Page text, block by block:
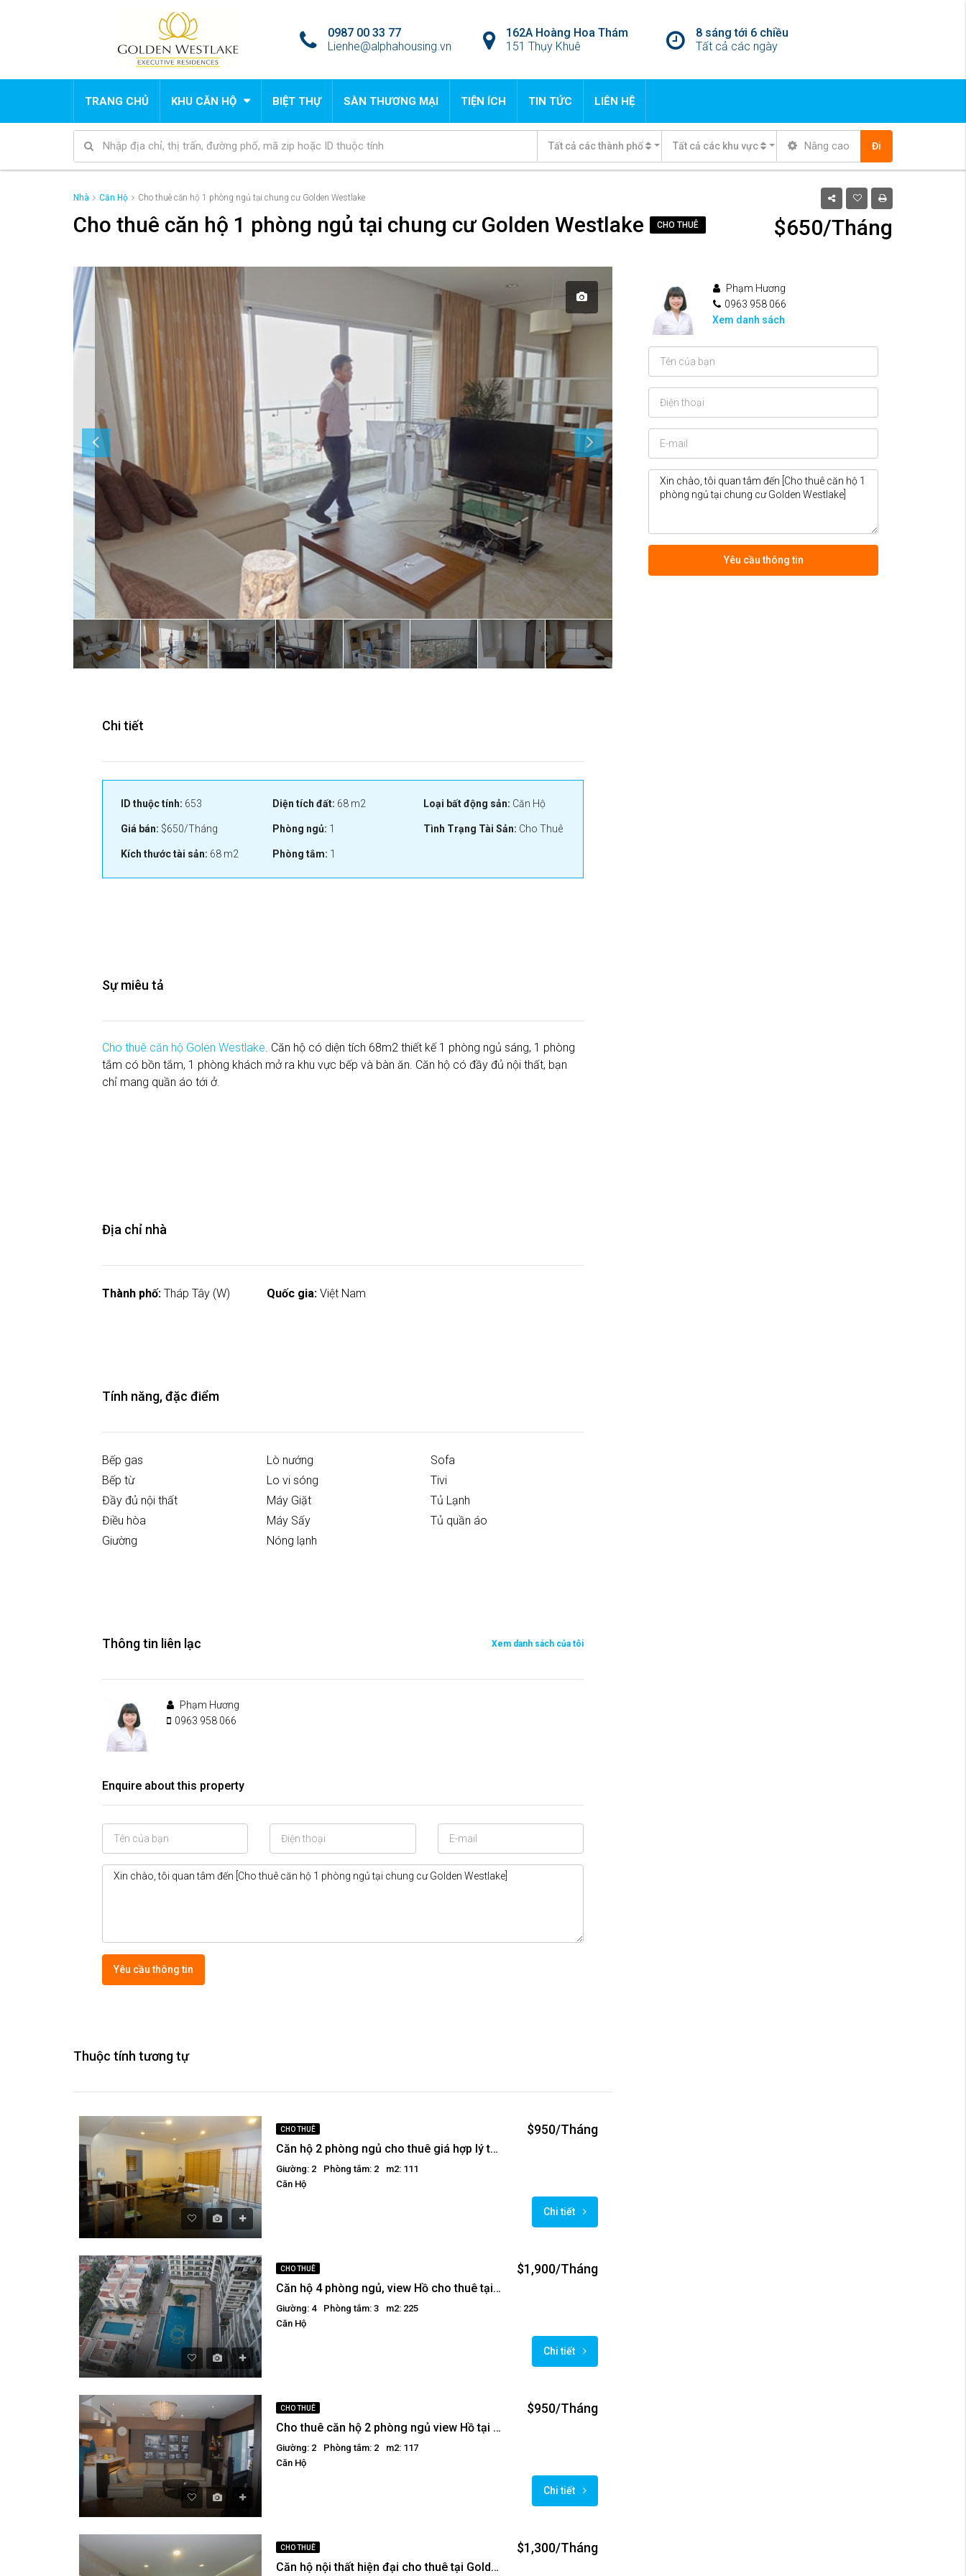
8 sáng tới 6 chiều
Tất cả các ngày
162A Hoàng Hoa Thám
151 Thụy Khuê
0987 00 33 77
Lienhe@alphahousing.vn
TRANG CHỦ KHU CĂN HỘ BIỆT THỰ SÀN THƯƠNG MẠI TIỆN ÍCH TIN TỨC LIÊN HỆ
Tất cả các thành phố Tất cả các khu vực Nâng cao Đi
Nhà Căn Hộ Cho thuê căn hộ 1 phòng ngủ tại chung cư Golden Westlake
Cho thuê căn hộ 1 phòng ngủ tại chung cư Golden Westlake CHO THUÊ $650/Tháng
Chi tiết
ID thuộc tính: 653
Giá bán: $650/Tháng
Kích thước tài sản: 68 m2
Diện tích đất: 68 m2
Phòng ngủ: 1
Phòng tắm: 1
Loại bất động sản: Căn Hộ
Tình Trạng Tài Sản: Cho Thuê
Sự miêu tả
Cho thuê căn hộ Golen Westlake. Căn hộ có diện tích 68m2 thiết kế 1 phòng ngủ sáng, 1 phòng
tắm có bồn tắm, 1 phòng khách mở ra khu vực bếp và bàn ăn. Căn hộ có đầy đủ nội thất, bạn
chỉ mang quần áo tới ở.
Địa chỉ nhà
Thành phố: Tháp Tây (W) Quốc gia:Việt Nam
Tính năng, đặc điểm
Bếp gas
Bếp từ
Đầy đủ nội thất
Điều hòa
Giường
Lò nướng
Lo vi sóng
Máy Giặt
Máy Sấy
Nóng lạnh
Sofa
Tivi
Tủ Lạnh
Tủ quần áo
Thông tin liên lạc Xem danh sách của tôi
Phạm Hương
0963 958 066
Enquire about this property
Yêu cầu thông tin
Thuộc tính tương tự
CHO THUÊ
Căn hộ 2 phòng ngủ cho thuê giá hợp lý tại Golden Westlake
Giường: 2 Phòng tắm: 2
m2: 111
Căn Hộ
$950/Tháng
Chi tiết
CHO THUÊ
Căn hộ 4 phòng ngủ, view Hồ cho thuê tại Golden Westlake, Ba Đình
Giường: 4 Phòng tắm: 3
m2: 225
Căn Hộ
$1,900/Tháng
Chi tiết
CHO THUÊ
Cho thuê căn hộ 2 phòng ngủ view Hồ tại Golden Westlake
Giường: 2 Phòng tắm: 2
m2: 117
Căn Hộ
$950/Tháng
Chi tiết
CHO THUÊ
Căn hộ nội thất hiện đại cho thuê tại Golden Westlake
$1,300/Tháng
Phạm Hương
0963 958 066
Xem danh sách
Yêu cầu thông tin